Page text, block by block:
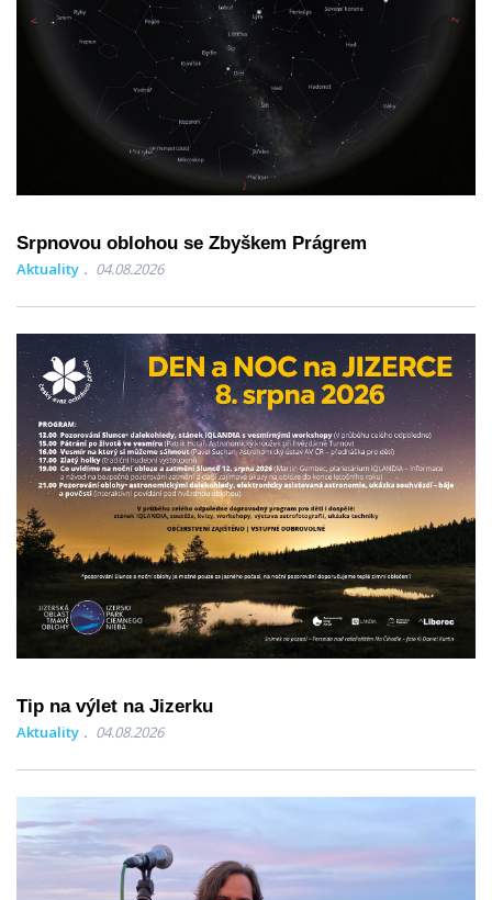
Srpnovou oblohou se Zbyškem Prágrem
Aktuality 04.08.2026
Tip na výlet na Jizerku
Aktuality 04.08.2026